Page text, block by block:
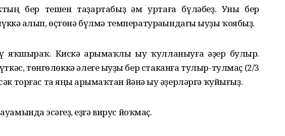
бер тешен таҙартабыҙ һәм уртаға бүләбеҙ. Уны бер
һалып, өҫтөнә бүлмә температураһындағы һыуҙы ҡоябыҙ.
Кискә һарымһаҡлы һыу ҡулланыуға әҙер булыр.
төнгөлөккә әлеге һыуҙы бер стаканға тулыр-тулмаҫ (2/3
торғас та яңы һарымһаҡтан йәнә һыу әҙерләргә ҡуйығыҙ.
эсһәгеҙ, һеҙгә вирус йоҡмаҫ.